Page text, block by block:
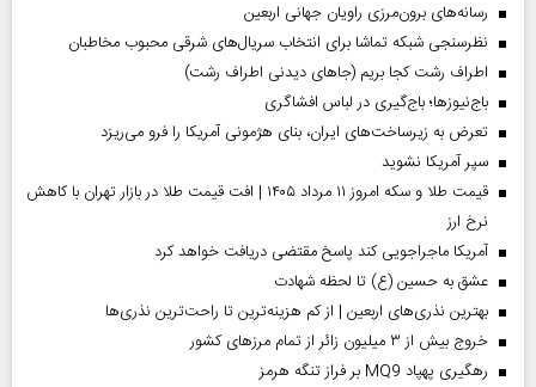
رسانه‌های برون‌مرزی راویان جهانی اربعین
نظرسنجی شبکه تماشا برای انتخاب سریال‌های شرقی محبوب مخاطبان
اطراف رشت کجا بریم (جاهای دیدنی اطراف رشت)
باج‌نیوزها؛ باج‌گیری در لباس افشاگری
تعرض به زیرساخت‌های ایران، بنای هژمونی آمریکا را فرو می‌ریزد
سپر آمریکا نشوید
قیمت طلا و سکه امروز ۱۱ مرداد ۱۴۰۵ | افت قیمت طلا در بازار تهران با کاهش
نرخ ارز
آمریکا ماجراجویی کند پاسخ مقتضی دریافت خواهد کرد
عشق به حسین (ع) تا لحظه شهادت
بهترین نذری‌های اربعین | از کم هزینه‌ترین تا راحت‌ترین نذری‌ها
خروج بیش از ۳ میلیون زائر از تمام مرز‌های کشور
رهگیری پهپاد MQ9 بر فراز تنگه هرمز